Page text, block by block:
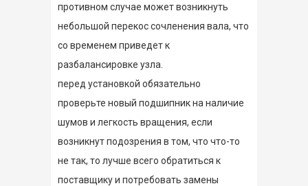
противном случае может возникнуть
небольшой перекос сочленения вала, что
со временем приведет к
разбалансировке узла.
перед установкой обязательно
проверьте новый подшипник на наличие
шумов и легкость вращения, если
возникнут подозрения в том, что что-то
не так, то лучше всего обратиться к
поставщику и потребовать замены